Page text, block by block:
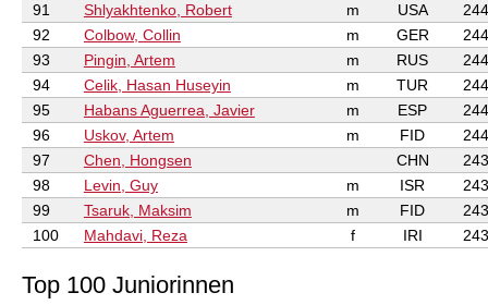
91
Shlyakhtenko, Robert m USA
92
Colbow, Collin m GER
93
Pingin, Artem m RUS
94
Celik, Hasan Huseyin m TUR
95
Habans Aguerrea, Javier m ESP
96
Uskov, Artem m FID
97
Chen, Hongsen CHN
98
Levin, Guy m ISR
99
Tsaruk, Maksim m FID
100
Mahdavi, Reza f IRI
Top 100 Juniorinnen